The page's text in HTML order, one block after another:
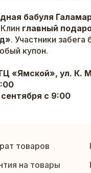
бабуля
главный
. Участники
купон.
«Ямской», ул. К.
с 9:00
товаров
на товары